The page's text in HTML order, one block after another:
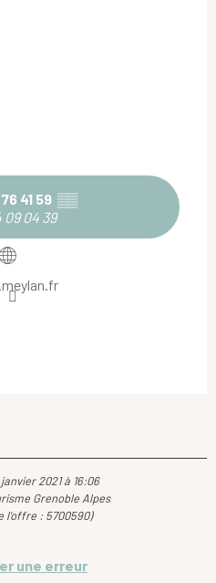
41 59 ▒▒
09 04 39
2021 à 16:06
Grenoble Alpes
l'offre : 5700590)
une erreur